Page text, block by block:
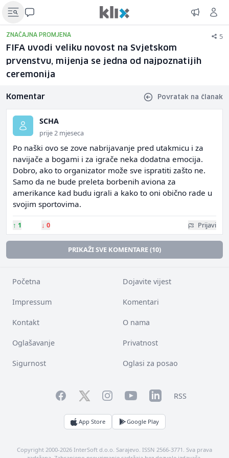
ZNAČAJNA PROMJENA 5
FIFA uvodi veliku novost na Svjetskom
prvenstvu, mijenja se jedna od najpoznatijih
ceremonija
Komentar Povratak na članak
SCHA
prije 2 mjeseca
Po naški ovo se zove nabrijavanje pred utakmicu i za
navijače a bogami i za igrače neka dodatna emocija.
Dobro, ako to organizator može sve ispratiti zašto ne.
Samo da ne bude preleta borbenih aviona za
amerikance kad budu igrali a kako to oni obično rade u
svojim sportovima.
↑ 1 ↓ 0 Prijavi
PRIKAŽI SVE KOMENTARE (10)
Početna Dojavite vijest
Impressum Komentari
Kontakt O nama
Oglašavanje Privatnost
Sigurnost Oglasi za posao
FacebookTwitterInstagramYouTubeLinkedInRSS
App Store Google Play
Copyright 2000-2026 InterSoft d.o.o. Sarajevo. ISSN 2566-3771. Sva prava